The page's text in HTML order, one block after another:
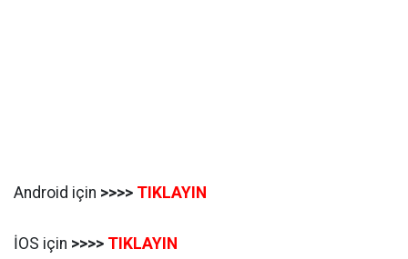
Android için >>>> TIKLAYIN
İOS için >>>> TIKLAYIN